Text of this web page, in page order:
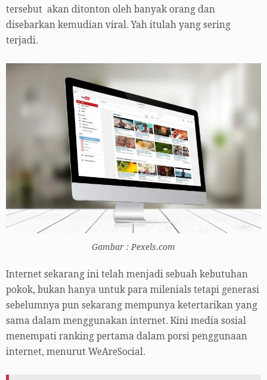
tersebut akan ditonton oleh banyak orang dan
disebarkan kemudian viral. Yah itulah yang sering
terjadi.
Gambar : Pexels.com
Internet sekarang ini telah menjadi sebuah kebutuhan
pokok, bukan hanya untuk para milenials tetapi generasi
sebelumnya pun sekarang mempunya ketertarikan yang
sama dalam menggunakan internet. Kini media sosial
menempati ranking pertama dalam porsi penggunaan
internet, menurut WeAreSocial.